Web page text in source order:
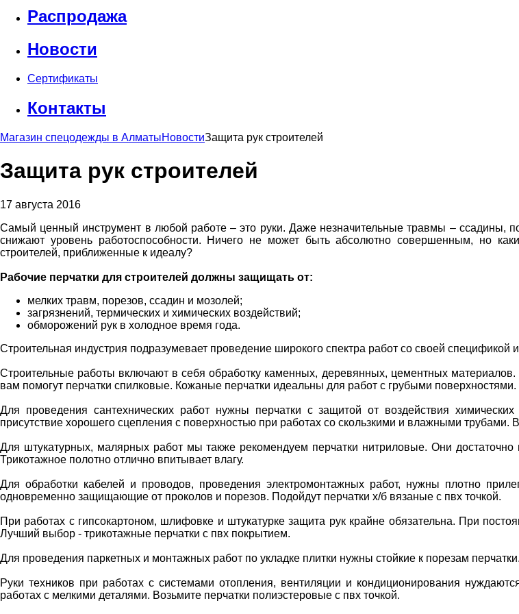
Распродажа
Новости
Сертификаты
Контакты
Магазин спецодежды в АлматыНовостиЗащита рук строителей
Защита рук строителей
17 августа 2016
Самый ценный инструмент в любой работе – это руки. Даже незначительные травмы – ссадины,
снижают уровень работоспособности. Ничего не может быть абсолютно совершенным, но
строителей, приближенные к идеалу?
Рабочие перчатки для строителей должны защищать от:
мелких травм, порезов, ссадин и мозолей;
загрязнений, термических и химических воздействий;
обморожений рук в холодное время года.
Строительная индустрия подразумевает проведение широкого спектра работ со своей спецификой
Строительные работы включают в себя обработку каменных, деревянных, цементных
вам помогут перчатки спилковые. Кожаные перчатки идеальны для работ с грубыми поверхностями.
Для проведения сантехнических работ нужны перчатки с защитой от воздействия
присутствие хорошего сцепления с поверхностью при работах со скользкими и влажными
Для штукатурных, малярных работ мы также рекомендуем перчатки нитриловые. Они
Трикотажное полотно отлично впитывает влагу.
Для обработки кабелей и проводов, проведения электромонтажных работ, нужны плотно
одновременно защищающие от проколов и порезов. Подойдут перчатки х/б вязаные с пвх точкой.
При работах с гипсокартоном, шлифовке и штукатурке защита рук крайне обязательна. При
Лучший выбор - трикотажные перчатки с пвх покрытием.
Для проведения паркетных и монтажных работ по укладке плитки нужны стойкие к порезам
Руки техников при работах с системами отопления, вентиляции и кондиционирования
работах с мелкими деталями. Возьмите перчатки полиэстеровые с пвх точкой.